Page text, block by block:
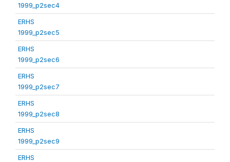
1999_p2sec4
ERHS
1999_p2sec5
ERHS
1999_p2sec6
ERHS
1999_p2sec7
ERHS
1999_p2sec8
ERHS
1999_p2sec9
ERHS